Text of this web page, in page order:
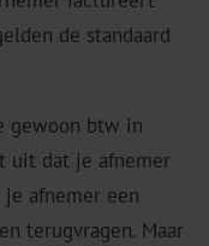
de standaard
gewoon btw in
uit dat je afnemer
afnemer een
terugvragen. Maar